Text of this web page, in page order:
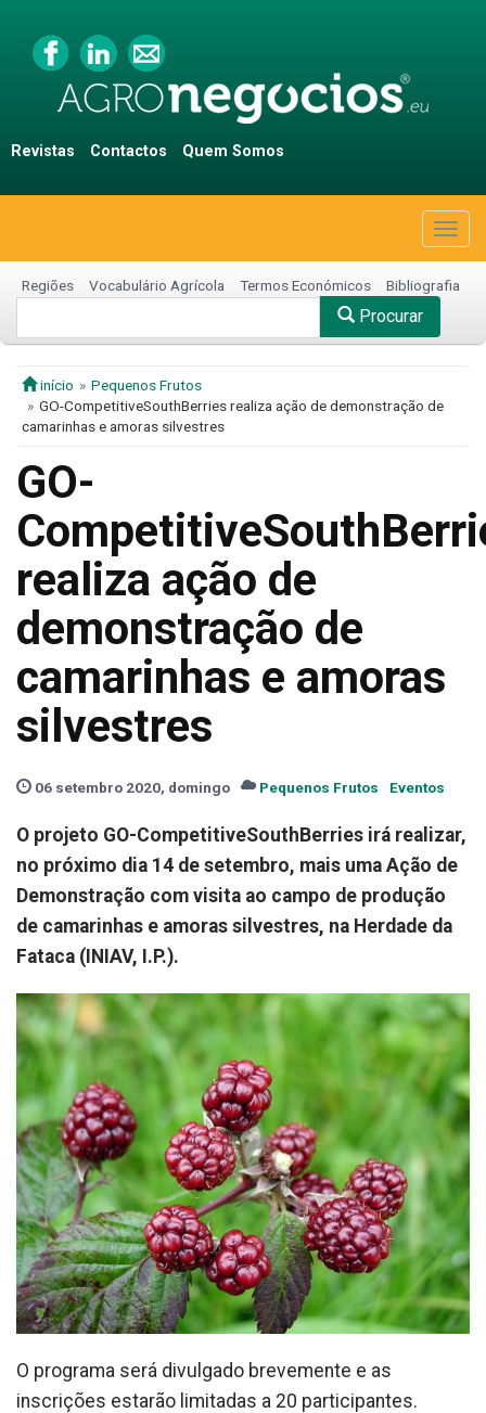
Revistas Contactos Quem Somos
Regiões Vocabulário Agrícola Termos Económicos Bibliografia
Procurar
início
Pequenos Frutos
GO-CompetitiveSouthBerries realiza ação de demonstração de
camarinhas e amoras silvestres
GO-
realiza ação de
demonstração de
camarinhas e amoras
silvestres
06 setembro 2020, domingo Pequenos Frutos Eventos
O projeto GO-CompetitiveSouthBerries irá realizar,
no próximo dia 14 de setembro, mais uma Ação de
Demonstração com visita ao campo de produção
de camarinhas e amoras silvestres, na Herdade da
Fataca (INIAV, I.P.).
O programa será divulgado brevemente e as
inscrições estarão limitadas a 20 participantes.